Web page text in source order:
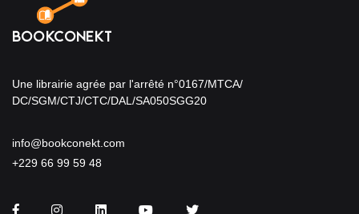
Une librairie agrée par l'arrêté n°0167/MTCA/
DC/SGM/CTJ/CTC/DAL/SA050SGG20
info@bookconekt.com
+229 66 99 59 48
FacebookInstagramLinkedInYou TubeTwitter